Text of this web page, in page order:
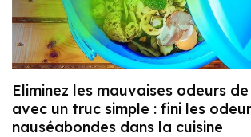
Eliminez les mauvaises odeurs
avec un truc simple : fini les
nauséabondes dans la cuisine